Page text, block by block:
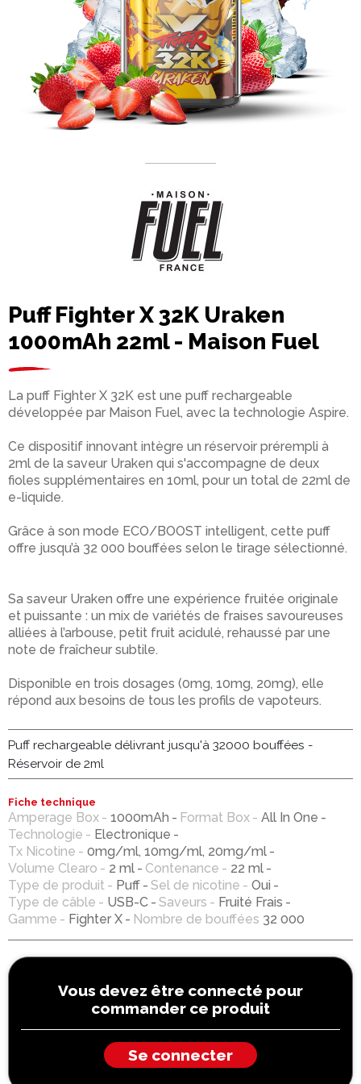
Puff Fighter X 32K Uraken
1000mAh 22ml - Maison Fuel
La puff Fighter X 32K est une puff rechargeable
développée par Maison Fuel, avec la technologie Aspire.
Ce dispositif innovant intègre un réservoir prérempli à
2ml de la saveur Uraken qui s'accompagne de deux
fioles supplémentaires en 10ml, pour un total de 22ml de
e-liquide.
Grâce à son mode ECO/BOOST intelligent, cette puff
offre jusqu’à 32 000 bouffées selon le tirage sélectionné.
Sa saveur Uraken offre une expérience fruitée originale
et puissante : un mix de variétés de fraises savoureuses
alliées à l’arbouse, petit fruit acidulé, rehaussé par une
note de fraîcheur subtile.
Disponible en trois dosages (0mg, 10mg, 20mg), elle
répond aux besoins de tous les profils de vapoteurs.
Puff rechargeable délivrant jusqu'à 32000 bouffées -
Réservoir de 2ml
Fiche technique
Amperage Box 1000mAh Format Box
All In One
Technologie
Electronique
Tx Nicotine
0mg/ml, 10mg/ml, 20mg/ml
Volume Clearo
2 ml Contenance
22 ml
Type de produit
Puff Sel de nicotine
Oui
Type de câble
USB-C Saveurs
Fruité Frais
Gamme
Fighter X Nombre de bouffées 32 000
Vous devez être connecté pour
commander ce produit
Se connecter